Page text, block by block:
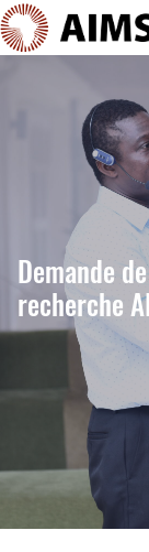
Demande
recherche